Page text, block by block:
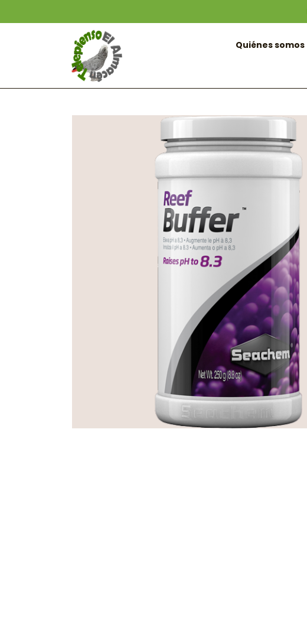
Quiénes somos